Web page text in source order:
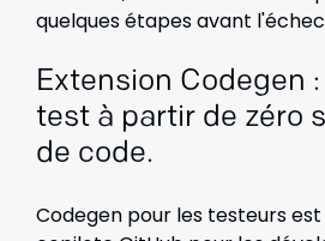
quelques étapes avant
Extension Codegen
test à partir de zéro
de code.
Codegen pour les testeurs